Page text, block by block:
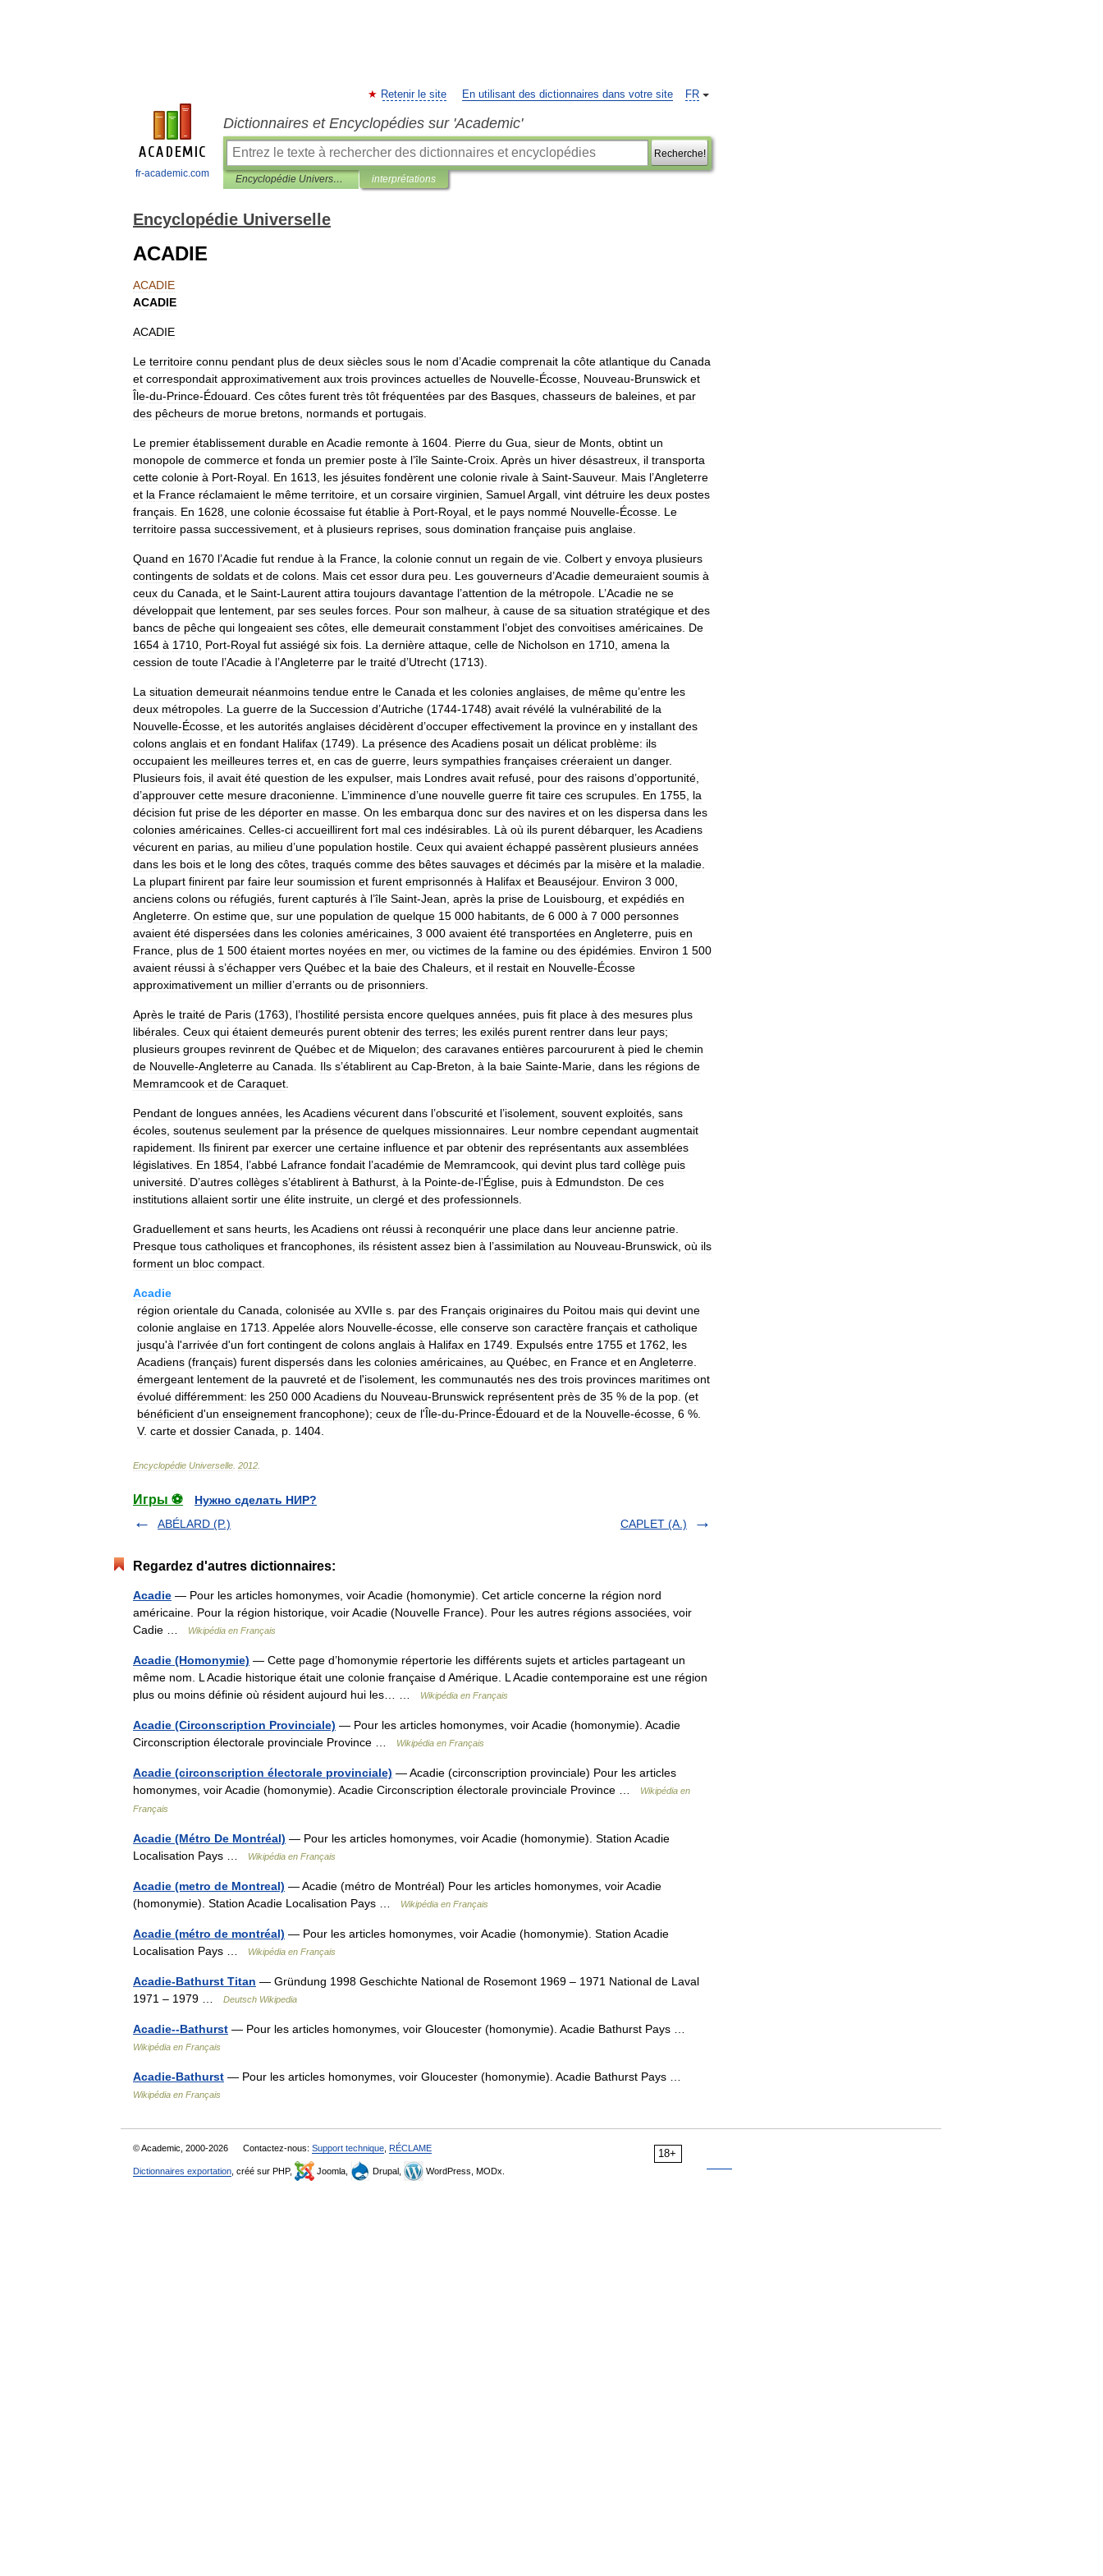
fr-academic.com
FR
Retenir le site En utilisant des dictionnaires dans votre site
Dictionnaires et Encyclopédies sur 'Academic'
Recherche!
Encyclopédie Universelle interprétations
Encyclopédie Universelle
ACADIE
ACADIE
ACADIE
ACADIE
Le territoire connu pendant plus de deux siècles sous le nom d’Acadie comprenait la côte atlantique du Canada
et correspondait approximativement aux trois provinces actuelles de Nouvelle-Écosse Nouveau-Brunswick et
Île-du-Prince-Édouard Ces côtes furent très tôt fréquentées par des Basques chasseurs de baleines et par
des pêcheurs de morue bretons normands et portugais
Le premier établissement durable en Acadie remonte à 1604 Pierre du Gua sieur de Monts obtint un
monopole de commerce et fonda un premier poste à l’île Sainte-Croix Après un hiver désastreux il transporta
cette colonie à Port-Royal En 1613 les jésuites fondèrent une colonie rivale à Saint-Sauveur. Mais l’Angleterre
et la France réclamaient le même territoire et un corsaire virginien SamuelArgall vint détruire les deux postes
français En 1628 une colonie écossaise fut établie à Port-Royal et le pays nommé Nouvelle-Écosse Le
territoire passa successivement et à plusieurs reprises sous domination française puis anglaise
Quand en 1670 l’Acadie fut rendue à la France la colonie connut un regain de vie Colbert y envoya plusieurs
contingents de soldats et de colons Mais cet essor dura peu Les gouverneurs d’Acadie demeuraient soumis à
ceux du Canada et le Saint-Laurent attira toujours davantage l’attention de la métropole L ’Acadie ne se
développait que lentement par ses seules forces Pour son malheur, à cause de sa situation stratégique et des
bancs de pêche qui longeaient ses côtes elle demeurait constamment l’objet des convoitises américaines De
1654 à 1710 Port-Royal fut assiégé six fois La dernière attaque celle de Nicholson en 1710 amena la
cession de toute l’Acadie à l’Angleterre par le traité d’Utrecht (1713).
La situation demeurait néanmoins tendue entre le Canada et les colonies anglaises de même qu’entre les
deux métropoles La guerre de la Succession d’Autriche (1744-1748) avait révélé la vulnérabilité de la
Nouvelle-Écosse et les autorités anglaises décidèrent d’occuper effectivement la province en y installant des
colons anglais et en fondant Halifax (1749). La présence desAcadiens posait un délicat problème: ils
occupaient les meilleures terres et en cas de guerre leurs sympathies françaises créeraient un danger.
Plusieurs fois il avait été question de les expulser, mais Londres avait refusé pour des raisons d’opportunité
d’approuver cette mesure draconienne L ’imminence d’une nouvelle guerre fit taire ces scrupules En 1755 la
décision fut prise de les déporter en masse On les embarqua donc sur des navires et on les dispersa dans les
colonies américaines Celles-ci accueillirent fort mal ces indésirables Là où ils purent débarquer, lesAcadiens
vécurent en parias au milieu d’une population hostile Ceux qui avaient échappé passèrent plusieurs années
dans les bois et le long des côtes traqués comme des bêtes sauvages et décimés par la misère et la maladie
La plupart finirent par faire leur soumission et furent emprisonnés à Halifax et Beauséjour. Environ 3 000
anciens colons ou réfugiés furent capturés à l’île Saint-Jean après la prise de Louisbourg et expédiés en
Angleterre On estime que sur une population de quelque 15 000 habitants de 6 000 à 7 000 personnes
avaient été dispersées dans les colonies américaines 3 000 avaient été transportées en Angleterre puis en
France plus de 1 500 étaient mortes noyées en mer, ou victimes de la famine ou des épidémies Environ 1 500
avaient réussi à s’échapper vers Québec et la baie des Chaleurs et il restait en Nouvelle-Écosse
approximativement un millier d’errants ou de prisonniers
Après le traité de Paris (1763), l’hostilité persista encore quelques années puis fit place à des mesures plus
libérales Ceux qui étaient demeurés purent obtenir des terres; les exilés purent rentrer dans leur pays;
plusieurs groupes revinrent de Québec et de Miquelon; des caravanes entières parcoururent à pied le chemin
de Nouvelle-Angleterre au Canada Ils s’établirent au Cap-Breton à la baie Sainte-Marie dans les régions de
Memramcook et de Caraquet
Pendant de longues années lesAcadiens vécurent dans l’obscurité et l’isolement souvent exploités sans
écoles soutenus seulement par la présence de quelques missionnaires Leur nombre cependant augmentait
rapidement Ils finirent par exercer une certaine influence et par obtenir des représentants aux assemblées
législatives En 1854 l’abbé Lafrance fondait l’académie de Memramcook qui devint plus tard collège puis
université D’autres collèges s’établirent à Bathurst à la Pointe-de-l’Église puis à Edmundston De ces
institutions allaient sortir une élite instruite un clergé et des professionnels
Graduellement et sans heurts lesAcadiens ont réussi à reconquérir une place dans leur ancienne patrie
Presque tous catholiques et francophones ils résistent assez bien à l’assimilation au Nouveau-Brunswick où ils
forment un bloc compact
Acadie
région orientale du Canada colonisée au XVIIe s par des Français originaires du Poitou mais qui devint une
colonie anglaise en 1713 Appelée alors Nouvelle-écosse elle conserve son caractère français et catholique
jusqu'à l'arrivée d'un fort contingent de colons anglais à Halifax en 1749 Expulsés entre 1755 et 1762
les
Acadiens (français) furent dispersés dans les colonies américaines au Québec en France et en Angleterre
émergeant lentement de la pauvreté et de l'isolement les communautés nes des trois provinces maritimes ont
évolué différemment: les 250 000Acadiens du Nouveau-Brunswick représentent près de 35 % de la pop . (et
bénéficient d'un enseignement francophone); ceux de l'Île-du-Prince-Édouard et de la Nouvelle-écosse 6 %.
V. carte et dossier Canada p 1404
Encyclopédie Universelle 2012
Игры ⚽
Нужно сделать НИР?
ABÉLARD (P.)
CAPLET (A.)
Regardez d'autres dictionnaires:
Acadie — Pour les articles homonymes, voir Acadie (homonymie). Cet article concerne la région nord
américaine. Pour la région historique, voir Acadie (Nouvelle France). Pour les autres régions associées, voir
Cadie …
Wikipédia en Français
Acadie (Homonymie) — Cette page d’homonymie répertorie les différents sujets et articles partageant un
même nom. L Acadie historique était une colonie française d Amérique. L Acadie contemporaine est une région
plus ou moins définie où résident aujourd hui les… …
Wikipédia en Français
Acadie (Circonscription Provinciale) — Pour les articles homonymes, voir Acadie (homonymie). Acadie
Circonscription électorale provinciale Province …
Wikipédia en Français
Acadie (circonscription électorale provinciale) — Acadie (circonscription provinciale) Pour les articles
homonymes, voir Acadie (homonymie). Acadie Circonscription électorale provinciale Province …
Wikipédia en
Français
Acadie (Métro De Montréal) — Pour les articles homonymes, voir Acadie (homonymie). Station Acadie
Localisation Pays …
Wikipédia en Français
Acadie (metro de Montreal) — Acadie (métro de Montréal) Pour les articles homonymes, voir Acadie
(homonymie). Station Acadie Localisation Pays …
Wikipédia en Français
Acadie (métro de montréal) — Pour les articles homonymes, voir Acadie (homonymie). Station Acadie
Localisation Pays …
Wikipédia en Français
Acadie-Bathurst Titan — Gründung 1998 Geschichte National de Rosemont 1969 – 1971 National de Laval
1971 – 1979 …
Deutsch Wikipedia
Acadie--Bathurst — Pour les articles homonymes, voir Gloucester (homonymie). Acadie Bathurst Pays …
Wikipédia en Français
Acadie-Bathurst — Pour les articles homonymes, voir Gloucester (homonymie). Acadie Bathurst Pays …
Wikipédia en Français
18+
© Academic, 2000-2026 Contactez-nous: Support technique RÉCLAME
Dictionnaires exportation , créé sur PHP, Joomla, Drupal, WordPress, MODx.